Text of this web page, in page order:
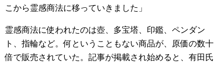
こから霊感商法に移っていきました」
霊感商法に使われたのは壺、多宝塔、印鑑、ペンダン
ト、指輪など。何ということもない商品が、原価の数十
倍で販売されていた。記事が掲載され始めると、有田氏